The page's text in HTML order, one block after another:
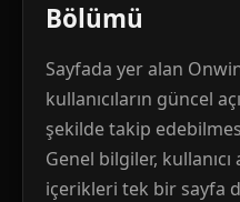
Bölümü
Sayfada yer alan
kullanıcıların güncel
şekilde takip
Genel bilgiler,
içerikleri tek bir sayfa